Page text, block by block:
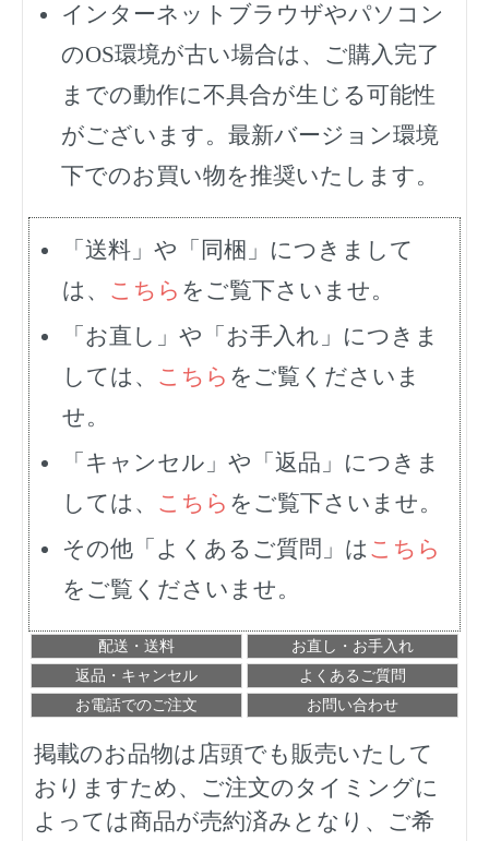
インターネットブラウザやパソコン
のOS環境が古い場合は、ご購入完了
までの動作に不具合が生じる可能性
がございます。最新バージョン環境
下でのお買い物を推奨いたします。
「送料」や「同梱」につきまして
は、 こちら をご覧下さいませ。
「お直し」や「お手入れ」につきま
しては、 こちら をご覧くださいま
せ。
「キャンセル」や「返品」につきま
しては、 こちら をご覧下さいませ。
その他「よくあるご質問」は こちら
をご覧くださいませ。
配送・送料
お直し・お手入れ
返品・キャンセル
よくあるご質問
お電話でのご注文
お問い合わせ
掲載のお品物は店頭でも販売いたして
おりますため、ご注文のタイミングに
よっては商品が売約済みとなり、ご希